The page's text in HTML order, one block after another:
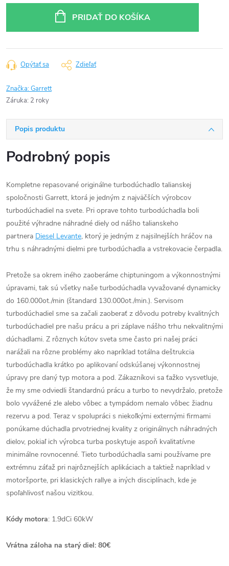
PRIDAŤ DO KOŠÍKA
Opýtať sa Zdieľať
Značka:Garrett
Záruka: 2 roky
Popis produktu
Podrobný popis
Kompletne repasované originálne turbodúchadlo talianskej
spoločnosti Garrett, ktorá je jedným z najväčších výrobcov
turbodúchadiel na svete. Pri oprave tohto turbodúchadla boli
použité výhradne náhradné diely od nášho talianskeho
partnera Diesel Levante, ktorý je jedným z najsilnejších hráčov na
trhu s náhradnými dielmi pre turbodúchadla a vstrekovacie čerpadla.
Pretože sa okrem iného zaoberáme chiptuningom a výkonnostnými
úpravami, tak sú všetky naše turbodúchadla vyvažované dynamicky
do 160.000ot./min (štandard 130.000ot./min.). Servisom
turbodúchadiel sme sa začali zaoberať z dôvodu potreby kvalitných
turbodúchadiel pre našu prácu a pri záplave nášho trhu nekvalitnými
dúchadlami. Z rôznych kútov sveta sme často pri našej práci
narážali na rôzne problémy ako napríklad totálna deštrukcia
turbodúchadla krátko po aplikovaní odskúšanej výkonnostnej
úpravy pre daný typ motora a pod. Zákazníkovi sa ťažko vysvetluje,
že my sme odviedli štandardnú prácu a turbo to nevydržalo, pretože
bolo vyvážené zle alebo vôbec a tympádom nemalo vôbec žiadnu
rezervu a pod. Teraz v spolupráci s niekoľkými externými firmami
ponúkame dúchadla prvotriednej kvality z originálnych náhradných
dielov, pokiaľ ich výrobca turba poskytuje aspoň kvalitatívne
minimálne rovnocenné. Tieto turbodúchadla sami používame pre
extrémnu záťaž pri najrôznejších aplikáciach a taktiež napríklad v
motoršporte, pri klasických rallye a iných disciplínach, kde je
spoľahlivosť našou vizitkou.
Kódy motora: 1.9dCi 60kW
Vrátna záloha na starý diel: 80€